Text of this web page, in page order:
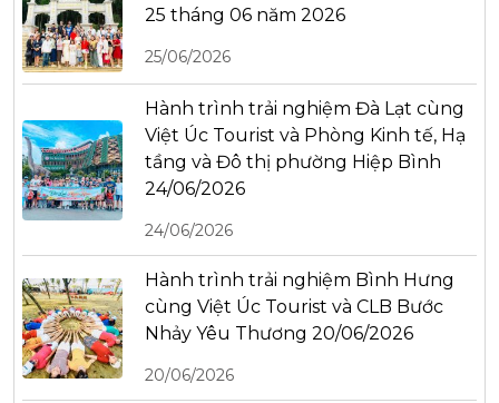
25 tháng 06 năm 2026
25/06/2026
Hành trình trải nghiệm Đà Lạt cùng
Việt Úc Tourist và Phòng Kinh tế, Hạ
tầng và Đô thị phường Hiệp Bình
24/06/2026
24/06/2026
Hành trình trải nghiệm Bình Hưng
cùng Việt Úc Tourist và CLB Bước
Nhảy Yêu Thương 20/06/2026
20/06/2026